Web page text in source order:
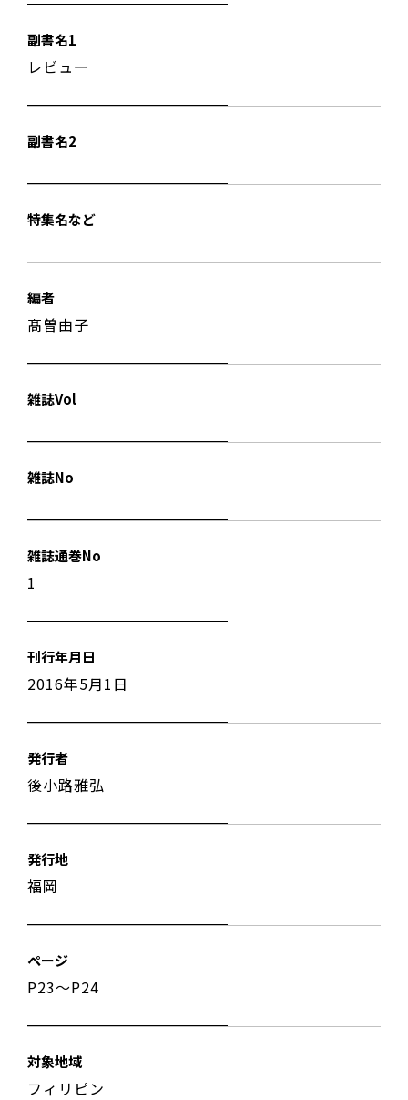
副書名1
レビュー
副書名2
特集名など
編者
髙曽由子
雑誌Vol
雑誌No
雑誌通巻No
1
刊行年月日
2016年5月1日
発行者
後小路雅弘
発行地
福岡
ページ
P23〜P24
対象地域
フィリピン